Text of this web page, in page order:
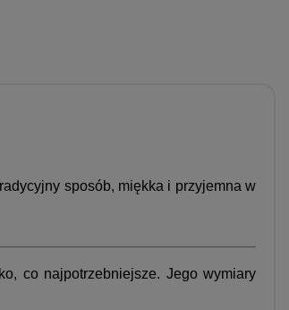
sposób, miękka i przyjemna w
co najpotrzebniejsze. Jego wymiary